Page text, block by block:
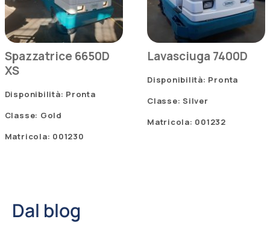
Spazzatrice 6650D
XS
Disponibilità: Pronta
Classe: Gold
Matricola: 001230
Lavasciuga 7400D
Disponibilità: Pronta
Classe: Silver
Matricola: 001232
Dal blog